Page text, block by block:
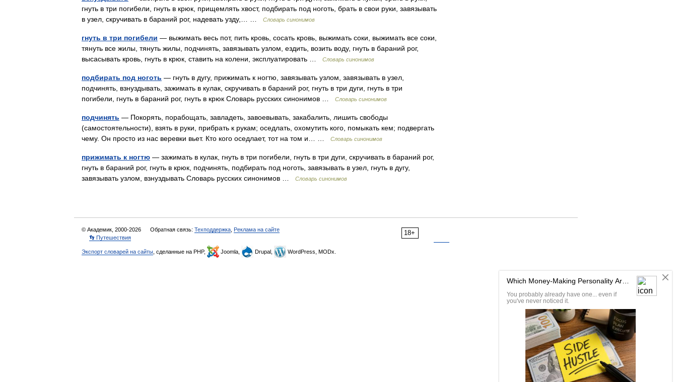
гнуть в три погибели, гнуть в крюк, прищемлять хвост, подбирать под ноготь, брать в свои руки, завязывать
в узел, скручивать в бараний рог, надевать узду,… …
Словарь синонимов
гнуть в три погибели — выжимать весь пот, пить кровь, сосать кровь, выжимать соки, выжимать все соки,
тянуть все жилы, тянуть жилы, подчинять, завязывать узлом, ездить, возить воду, гнуть в бараний рог,
высасывать кровь, гнуть в крюк, ставить на колени, эксплуатировать …
Словарь синонимов
подбирать под ноготь — гнуть в дугу, прижимать к ногтю, завязывать узлом, завязывать в узел,
подчинять, взнуздывать, зажимать в кулак, скручивать в бараний рог, гнуть в три дуги, гнуть в три
погибели, гнуть в бараний рог, гнуть в крюк Словарь русских синонимов …
Словарь синонимов
подчинять — Покорять, порабощать, завладеть, завоевывать, закабалить, лишить свободы
(самостоятельности), взять в руки, прибрать к рукам; оседлать, охомутить кого, помыкать кем; подвергать
чему. Он просто из нас веревки вьет. Кто кого оседлает, тот на том и… …
Словарь синонимов
прижимать к ногтю — зажимать в кулак, гнуть в три погибели, гнуть в три дуги, скручивать в бараний рог,
гнуть в бараний рог, гнуть в крюк, подчинять, подбирать под ноготь, завязывать в узел, гнуть в дугу,
завязывать узлом, взнуздывать Словарь русских синонимов …
Словарь синонимов
18+
© Академик, 2000-2026 Обратная связь: Техподдержка Реклама на сайте
👣 Путешествия
Экспорт словарей на сайты , сделанные на PHP, Joomla, Drupal, WordPress, MODx.